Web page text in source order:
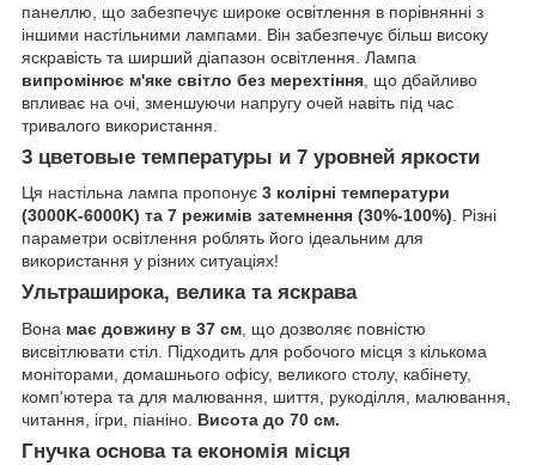
панеллю, що забезпечує широке освітлення в порівнянні з
іншими настільними лампами. Він забезпечує більш високу
яскравість та ширший діапазон освітлення. Лампа
випромінює м'яке світло без мерехтіння , що дбайливо
впливає на очі, зменшуючи напругу очей навіть під час
тривалого використання.
3 цветовые температуры и 7 уровней яркости
Ця настільна лампа пропонує 3 колірні температури
(3000K-6000K) та 7 режимів затемнення (30%-100%). Різні
параметри освітлення роблять його ідеальним для
використання у різних ситуаціях!
Ультраширока, велика та яскрава
Вона має довжину в 37 см , що дозволяє повністю
висвітлювати стіл. Підходить для робочого місця з кількома
моніторами, домашнього офісу, великого столу, кабінету,
комп'ютера та для малювання, шиття, рукоділля, малювання,
читання, ігри, піаніно. Висота до 70 см.
Гнучка основа та економія місця